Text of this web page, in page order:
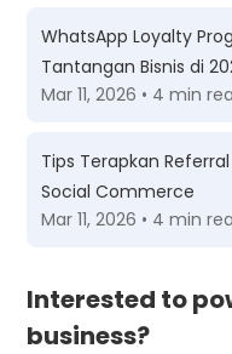
WhatsApp Loyalty
Tantangan Bisnis di
Mar 11, 2026 • 4 min
Tips Terapkan
Social Commerce
Mar 11, 2026 • 4 min
Interested to
business?